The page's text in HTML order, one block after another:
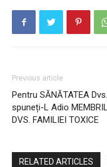
Previous article
Pentru SĂNĂTATEA
spuneți-L Adio
DVS. FAMILIEI TOXICE
RELATED ARTICLES